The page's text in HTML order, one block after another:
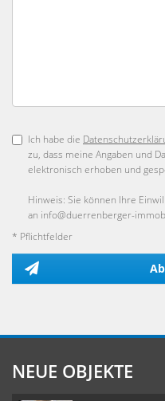
Ich habe die
zu, dass meine Angaben und
elektronisch erhoben und
Hinweis: Sie können Ihre
an info@duerrenberger-
* Pflichtfelder
NEUE OBJEKTE